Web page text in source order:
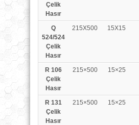
Çelik
Hasır
Q
524/524
Çelik
Hasır
215X500 15X15
R 106
Çelik
Hasır
215×500 15×25
R 131
Çelik
Hasır
215×500 15×25